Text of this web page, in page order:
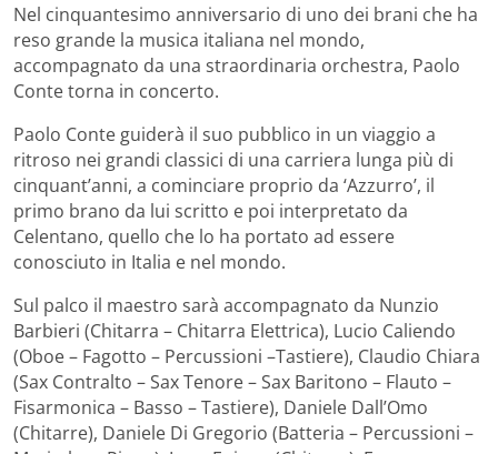
Nel cinquantesimo anniversario di uno dei brani che ha
reso grande la musica italiana nel mondo,
accompagnato da una straordinaria orchestra, Paolo
Conte torna in concerto.
Paolo Conte guiderà il suo pubblico in un viaggio a
ritroso nei grandi classici di una carriera lunga più di
cinquant’anni, a cominciare proprio da ‘Azzurro’, il
primo brano da lui scritto e poi interpretato da
Celentano, quello che lo ha portato ad essere
conosciuto in Italia e nel mondo.
Sul palco il maestro sarà accompagnato da Nunzio
Barbieri (Chitarra – Chitarra Elettrica), Lucio Caliendo
(Oboe – Fagotto – Percussioni –Tastiere), Claudio Chiara
(Sax Contralto – Sax Tenore – Sax Baritono – Flauto –
Fisarmonica – Basso – Tastiere), Daniele Dall’Omo
(Chitarre), Daniele Di Gregorio (Batteria – Percussioni –